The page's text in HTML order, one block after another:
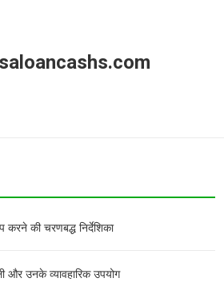
करने की चरणबद्ध निर्देशिका
और उनके व्यावहारिक उपयोग